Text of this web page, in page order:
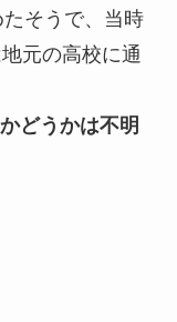
そうで、当時
元の高校に通
どうかは不明